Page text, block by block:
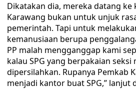
Dikatakan dia, mereka datang ke
Karawang bukan untuk unjuk
pemerintah. Tapi untuk
kemanusiaan berupa
PP malah mengganggap kami
kalau SPG yang berpakaian seksi
dipersilahkan. Rupanya Pemkab
menjadi kantor buat SPG,” lanjut